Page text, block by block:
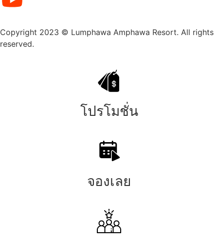
Copyright 2023 © Lumphawa Amphawa Resort. All rights
reserved.
โปรโมชั่น
จองเลย